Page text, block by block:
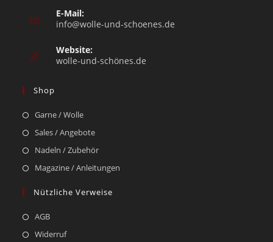
E-Mail:
info@wolle-und-schoenes.de
Website:
wolle-und-schönes.de
Shop
Garne / Wolle
Sales / Angebote
Nadeln / Zubehör
Magazine / Anleitungen
Nützliche Verweise
AGB
Widerruf